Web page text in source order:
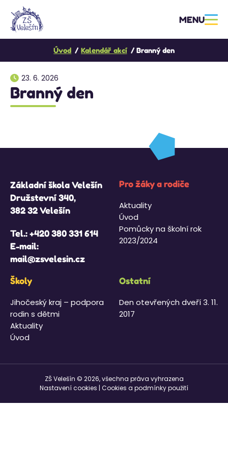
MENU
Úvod Kalendář akcí Branný den
23. 6. 2026
Branný den
Základní škola Velešín
Družstevní 340,
382 32 Velešín
Tel.:+420 380 331 614
E-mail:
mail@zsvelesin.cz
Pro žáky a rodiče
Aktuality
Úvod
Pomůcky na školní rok
2023/2024
Školy
Jihočeský kraj – podpora
rodin s dětmi
Aktuality
Úvod
Ostatní
Den otevřených dveří 3. 11.
2017
ZŠ Velešín © 2026, všechna práva vyhrazena
Nastavení cookies Cookies a podmínky použití